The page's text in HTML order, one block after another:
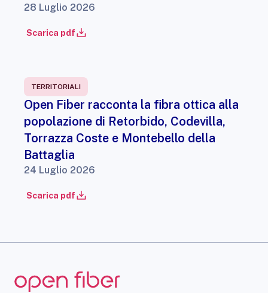
28 Luglio 2026
Scarica pdf
TERRITORIALI
Open Fiber racconta la fibra ottica alla
popolazione di Retorbido, Codevilla,
Torrazza Coste e Montebello della
Battaglia
24 Luglio 2026
Scarica pdf